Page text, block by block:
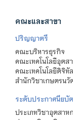
คณะและสาขา
ปริญญาตรี
คณะบริหารธุรกิจ
คณะเทคโนโลยีอุตส
คณะเทคโนโลยีดิจิทัล
สำนักวิชาเกษตรนวั
ระดับประกาศนียบั
ประเภทวิชาอุตสาห